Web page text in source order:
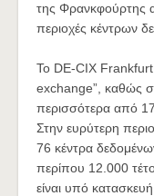
της Φρανκφούρτης
περιοχές κέντρων
Το DE-CIX Frankfurt
exchange”, καθώς
περισσότερα από
Στην ευρύτερη
76 κέντρα
περίπου 12.000
είναι υπό κατασκευή.